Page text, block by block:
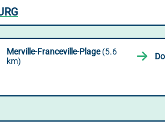
Merville-Franceville-Plage(5.6
km)